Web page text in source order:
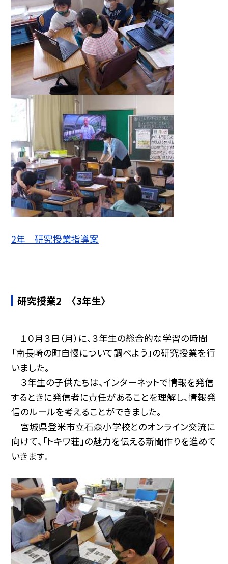
2年 研究授業指導案
研究授業2 〈3年生〉
１０月３日（月）に、３年生の総合的な学習の時間
「南長崎の町自慢について調べよう」の研究授業を行
いました。
３年生の子供たちは、インターネットで情報を発信
するときに発信者に責任があることを理解し、情報発
信のルールを考えることができました。
宮城県登米市立石森小学校とのオンライン交流に
向けて、「トキワ荘」の魅力を伝える新聞作りを進めて
いきます。